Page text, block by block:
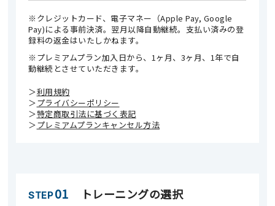
※クレジットカード、電子マネー（Apple Pay, Google
Pay)による事前決済。翌月以降自動継続。支払い済みの登
録料の返金はいたしかねます。
※プレミアムプラン加入日から、1ヶ月、3ヶ月、1年で自
動継続とさせていただきます。
＞利用規約
＞プライバシーポリシー
＞特定商取引法に基づく表記
＞プレミアムプランキャンセル方法
STEP 01 トレーニングの選択